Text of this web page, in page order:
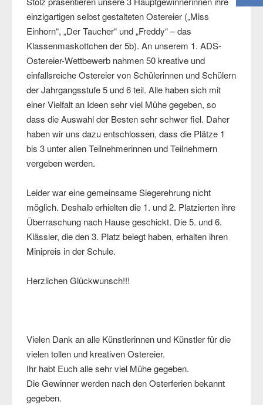
einzigartigen selbst gestalteten Ostereier („Miss
Einhorn“, „Der Taucher“ und „Freddy“ – das
Klassenmaskottchen der 5b). An unserem 1. ADS-
Ostereier-Wettbewerb nahmen 50 kreative und
einfallsreiche Ostereier von Schülerinnen und Schülern
der Jahrgangsstufe 5 und 6 teil. Alle haben sich mit
einer Vielfalt an Ideen sehr viel Mühe gegeben, so
dass die Auswahl der Besten sehr schwer fiel. Daher
haben wir uns dazu entschlossen, dass die Plätze 1
bis 3 unter allen Teilnehmerinnen und Teilnehmern
vergeben werden.
Leider war eine gemeinsame Siegerehrung nicht
möglich. Deshalb erhielten die 1. und 2. Platzierten ihre
Überraschung nach Hause geschickt. Die 5. und 6.
Klässler, die den 3. Platz belegt haben, erhalten ihren
Minipreis in der Schule.
Herzlichen Glückwunsch!!!
Vielen Dank an alle Künstlerinnen und Künstler für die
vielen tollen und kreativen Ostereier.
Ihr habt Euch alle sehr viel Mühe gegeben.
Die Gewinner werden nach den Osterferien bekannt
gegeben.